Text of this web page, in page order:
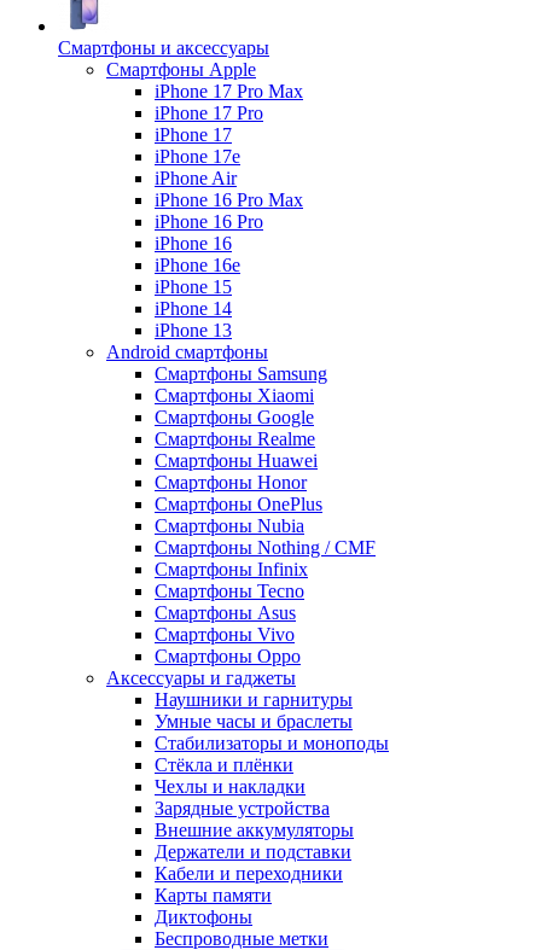
Смартфоны и аксессуары
Смартфоны Apple
iPhone 17 Pro Max
iPhone 17 Pro
iPhone 17
iPhone 17e
iPhone Air
iPhone 16 Pro Max
iPhone 16 Pro
iPhone 16
iPhone 16e
iPhone 15
iPhone 14
iPhone 13
Android cмартфоны
Смартфоны Samsung
Смартфоны Xiaomi
Смартфоны Google
Смартфоны Realme
Смартфоны Huawei
Смартфоны Honor
Смартфоны OnePlus
Смартфоны Nubia
Смартфоны Nothing / CMF
Смартфоны Infinix
Смартфоны Tecno
Смартфоны Asus
Смартфоны Vivo
Смартфоны Oppo
Аксессуары и гаджеты
Наушники и гарнитуры
Умные часы и браслеты
Стабилизаторы и моноподы
Стёкла и плёнки
Чехлы и накладки
Зарядные устройства
Внешние аккумуляторы
Держатели и подставки
Кабели и переходники
Карты памяти
Диктофоны
Беспроводные метки